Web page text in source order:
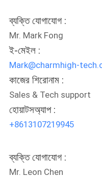
ব্যক্তি যোগাযোগ :
Mr. Mark Fong
ই-মেইল :
Mark@charmhigh-
কাজের শিরোনাম :
Sales & Tech support
হোয়াটসঅ্যাপ :
+8613107219945
ব্যক্তি যোগাযোগ :
Mr. Leon Chen